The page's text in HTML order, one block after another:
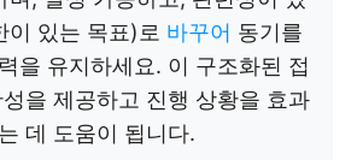
이 있는 목표)로 바꾸어 동기를
을 유지하세요. 이 구조화된 접
을 제공하고 진행 상황을 효과
데 도움이 됩니다.